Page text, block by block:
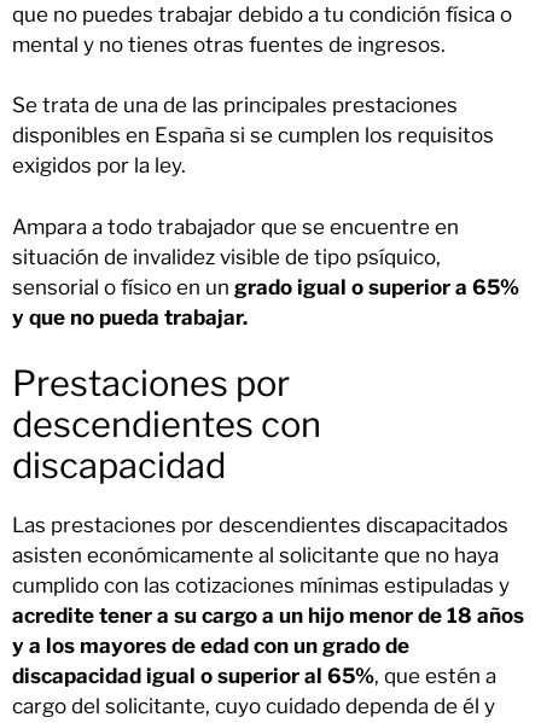
que no puedes trabajar debido a tu condición física o
mental y no tienes otras fuentes de ingresos.
Se trata de una de las principales prestaciones
disponibles en España si se cumplen los requisitos
exigidos por la ley.
Ampara a todo trabajador que se encuentre en
situación de invalidez visible de tipo psíquico,
sensorial o físico en un grado igual o superior a 65%
y que no pueda trabajar.
Prestaciones por
descendientes con
discapacidad
Las prestaciones por descendientes discapacitados
asisten económicamente al solicitante que no haya
cumplido con las cotizaciones mínimas estipuladas y
acredite tener a su cargo a un hijo menor de 18 años
y a los mayores de edad con un grado de
discapacidad igual o superior al 65%, que estén a
cargo del solicitante, cuyo cuidado dependa de él y